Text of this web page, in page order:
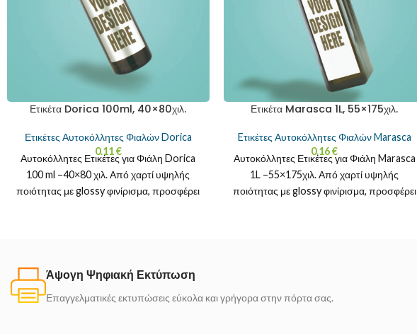
Ετικέτα Dorica 100ml, 40×80χιλ.
Ετικέτες Αυτοκόλλητες Φιαλών Dorica
0.11€
Αυτοκόλλητες Ετικέτες για Φιάλη Dorica
100 ml –40×80 χιλ. Από χαρτί υψηλής
ποιότητας με glossy φινίρισμα, προσφέρει
Ετικέτα Marasca 1L, 55×175χιλ.
Eτικέτες Αυτοκόλλητες Φιαλών Marasca
0.16€
Αυτοκόλλητες Ετικέτες για Φιάλη Marasca
1L –55×175χιλ. Από χαρτί υψηλής
ποιότητας με glossy φινίρισμα, προσφέρει
Άψογη Ψηφιακή Εκτύπωση
Επαγγελματικές εκτυπώσεις εύκολα και γρήγορα στην πόρτα σας.